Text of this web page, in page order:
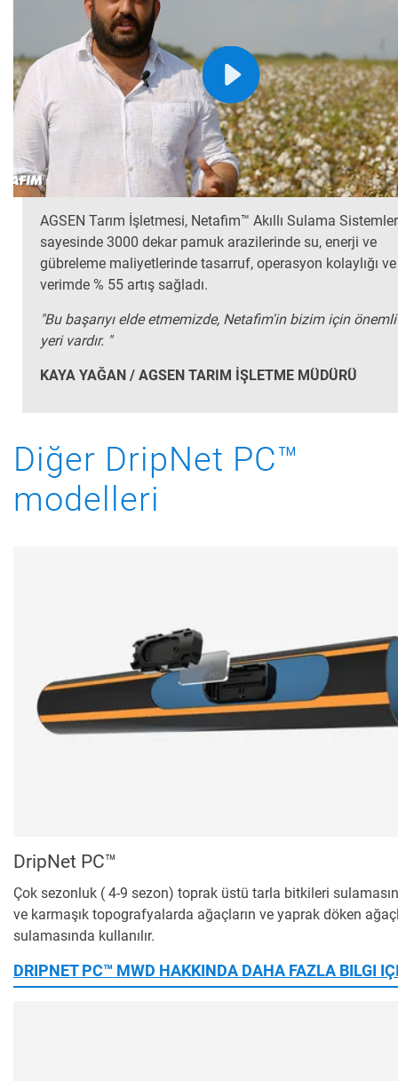
AGSEN Tarım İşletmesi, Netafim™ Akıllı Sulama
sayesinde 3000 dekar pamuk arazilerinde su, enerji ve
gübreleme maliyetlerinde tasarruf, operasyon kolaylığı ve
verimde % 55 artış sağladı.
"Bu başarıyı elde etmemizde, Netafim'in bizim için
yeri vardır. "
KAYA YAĞAN / AGSEN TARIM İŞLETME MÜDÜRÜ
Diğer DripNet PC™
modelleri
DripNet PC™
Çok sezonluk ( 4-9 sezon) toprak üstü tarla bitkileri
ve karmaşık topografyalarda ağaçların ve yaprak döken
sulamasında kullanılır.
DRIPNET PC™ MWD HAKKINDA DAHA FAZLA BILGI